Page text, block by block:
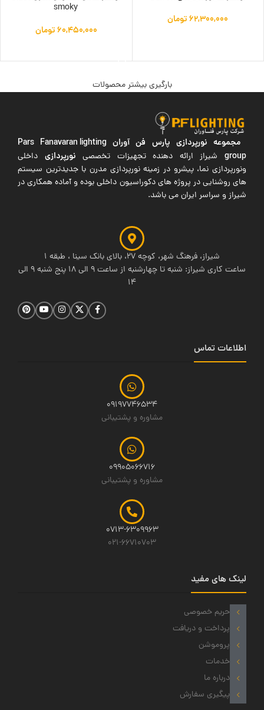
۶۲,۳۰۰,۰۰۰تومان
smoky
۶۰,۴۵۰,۰۰۰تومان
بارگیری بیشتر محصولات
مجموعه نورپردازی پارس فن آوران Pars Fanavaran lighting
groupشیراز ارائه دهنده تجهیزات تخصصی نورپردازی داخلی
ونورپردازی نما، پیشرو در زمینه نورپردازی مدرن با جدیدترین سیستم
های روشنایی در پروژه های دکوراسیون داخلی بوده و آماده همکاری در
شیراز و سراسر ایران می باشد.
شیراز، فرهنگ شهر، کوچه 27، بالای بانک سینا ، طبقه 1
ساعت کاری شیراز: شنبه تا چهارشنبه از ساعت 9 الی 18 پنج شنبه 9 الی
14
اطلاعات تماس
09197746534
مشاوره و پشتیبانی
09905066716
مشاوره و پشتیبانی
0713-6309963
021-66710703
لینک های مفید
حریم خصوصی
پرداخت و دریافت
پروموشن
خدمات
درباره ما
پیگیری سفارش